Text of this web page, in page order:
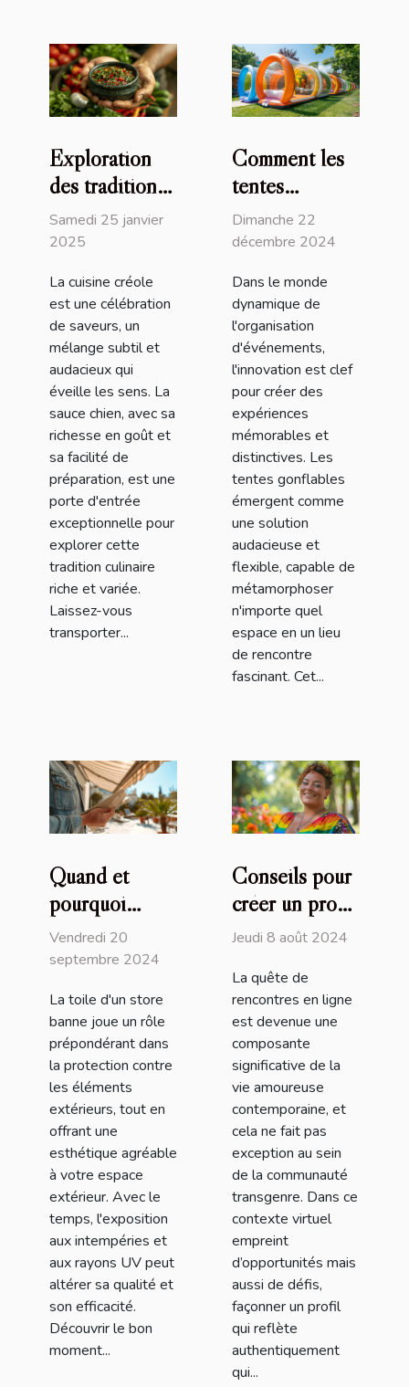
Exploration
des traditions
culinaires
créoles à
sauce chien
Samedi 25 janvier
2025
La cuisine créole
est une célébration
de saveurs, un
mélange subtil et
audacieux qui
éveille les sens. La
sauce chien, avec sa
richesse en goût et
sa facilité de
préparation, est une
porte d'entrée
exceptionnelle pour
explorer cette
tradition culinaire
riche et variée.
Laissez-vous
transporter...
Comment les
tentes
gonflables
peuvent
vos
événements
Dimanche 22
décembre 2024
Dans le monde
dynamique de
l'organisation
d'événements,
l'innovation est clef
pour créer des
expériences
mémorables et
distinctives. Les
tentes gonflables
émergent comme
une solution
audacieuse et
flexible, capable de
métamorphoser
n'importe quel
espace en un lieu
de rencontre
fascinant. Cet...
Quand et
pourquoi
remplacer la
toile de votre
Vendredi 20
septembre 2024
La toile d'un store
banne joue un rôle
prépondérant dans
la protection contre
les éléments
extérieurs, tout en
offrant une
esthétique agréable
à votre espace
extérieur. Avec le
temps, l'exposition
aux intempéries et
aux rayons UV peut
altérer sa qualité et
son efficacité.
Découvrir le bon
moment...
Conseils pour
créer un profil
attrayant sur
rencontres
transgenres
Jeudi 8 août 2024
La quête de
rencontres en ligne
est devenue une
composante
significative de la
vie amoureuse
contemporaine, et
cela ne fait pas
exception au sein
de la communauté
transgenre. Dans ce
contexte virtuel
empreint
d’opportunités mais
aussi de défis,
façonner un profil
qui reflète
authentiquement
qui...